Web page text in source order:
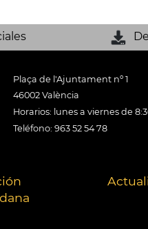
Plaça de l'Ajuntament nº 1
46002 València
Horarios: lunes a viernes de
Teléfono: 963 52 54 78